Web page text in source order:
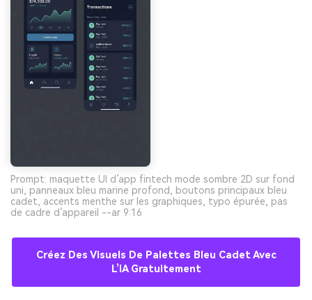
Prompt: maquette UI d’app fintech mode sombre 2D sur fond
uni, panneaux bleu marine profond, boutons principaux bleu
cadet, accents menthe sur les graphiques, typo épurée, pas
de cadre d’appareil --ar 9:16
Créez Des Visuels De Palettes Bleu Cadet Avec
L’IA Gratuitement